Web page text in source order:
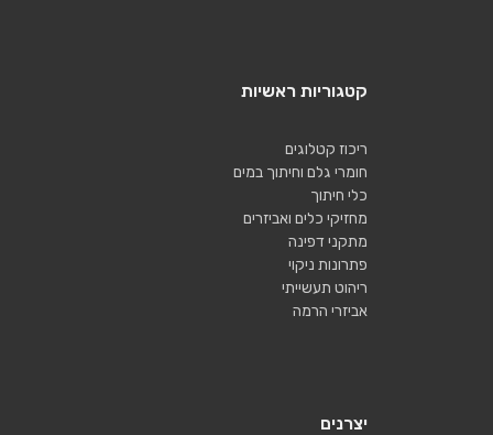
קטגוריות ראשיות
ריכוז קטלוגים
חומרי גלם וחיתוך במים
כלי חיתוך
מחזיקי כלים ואביזרים
מתקני דפינה
פתרונות ניקוי
ריהוט תעשייתי
אביזרי הרמה
יצרנים